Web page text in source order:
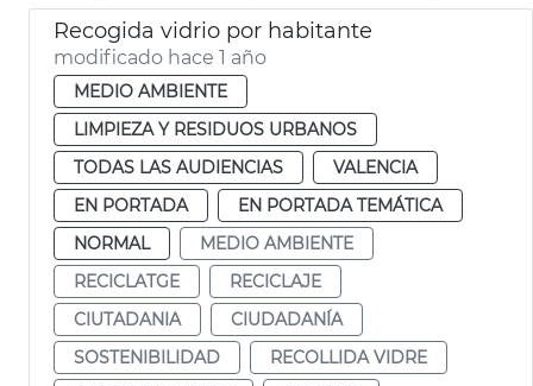
Recogida vidrio por habitante
modificado hace 1 año
MEDIO AMBIENTE
LIMPIEZA Y RESIDUOS URBANOS
TODAS LAS AUDIENCIAS
VALENCIA
EN PORTADA
EN PORTADA TEMÁTICA
NORMAL
MEDIO AMBIENTE
RECICLATGE
RECICLAJE
CIUTADANIA
CIUDADANÍA
SOSTENIBILIDAD
RECOLLIDA VIDRE